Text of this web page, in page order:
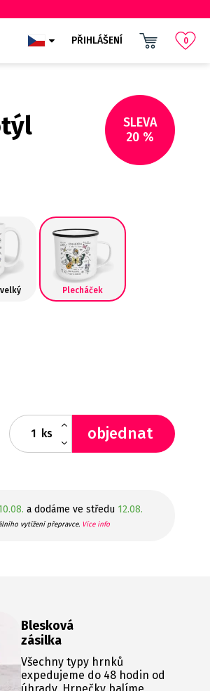
PŘIHLÁŠENÍ 0
SLEVA
20 %
Plecháček
ks objednat
a dodáme ve středu 12.08.
vytížení přepravce. Více info
Blesková
zásilka
Všechny typy hrnků
expedujeme do 48 hodin od